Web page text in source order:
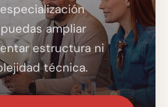
ampliar
estructura ni
técnica.